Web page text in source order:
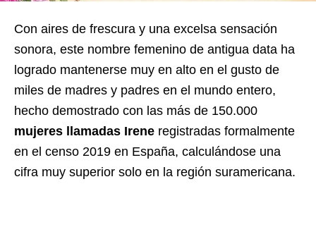
Con aires de frescura y una excelsa sensación
sonora, este nombre femenino de antigua data ha
logrado mantenerse muy en alto en el gusto de
miles de madres y padres en el mundo entero,
hecho demostrado con las más de 150.000
mujeres llamadas Irene registradas formalmente
en el censo 2019 en España, calculándose una
cifra muy superior solo en la región suramericana.